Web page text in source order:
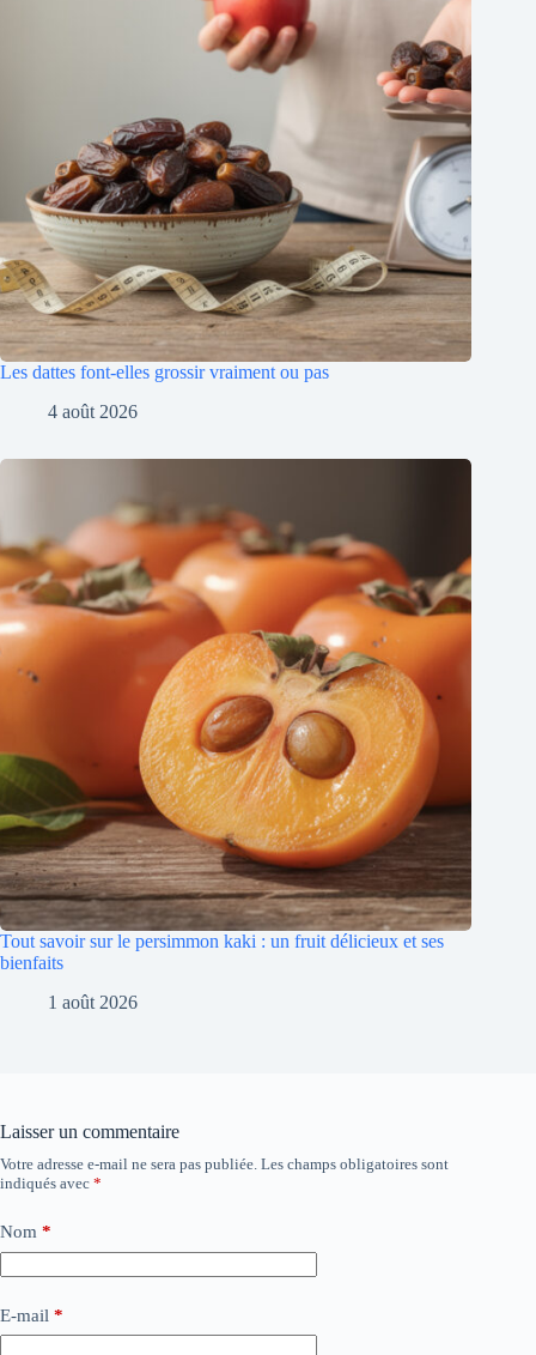
Les dattes font-elles grossir vraiment ou pas
4 août 2026
Tout savoir sur le persimmon kaki : un fruit délicieux et ses
bienfaits
1 août 2026
Laisser un commentaire
Votre adresse e-mail ne sera pas publiée. Les champs obligatoires sont
indiqués avec *
Nom *
E-mail *